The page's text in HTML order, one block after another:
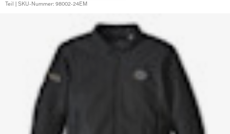
Teil | SKU-Nummer: 98002-24EM